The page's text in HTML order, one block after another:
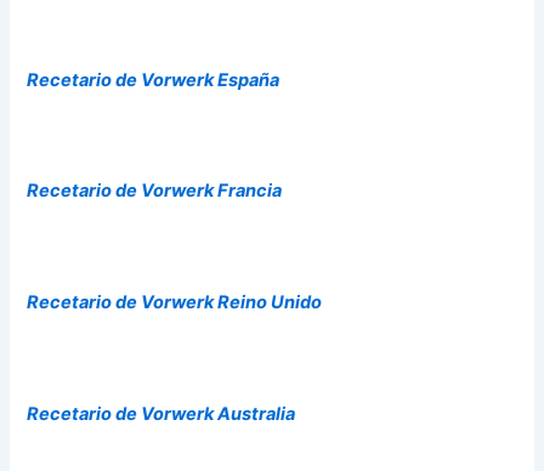
Recetario de Vorwerk España
Recetario de Vorwerk Francia
Recetario de Vorwerk Reino Unido
Recetario de Vorwerk Australia